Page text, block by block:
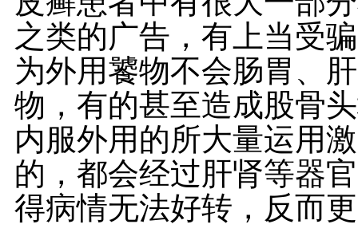
之类的广告，有上当受
为外用饕物不会肠胃、
物，有的甚至造成股骨
内服外用的所大量运用
的，都会经过肝肾等器
得病情无法好转，反而